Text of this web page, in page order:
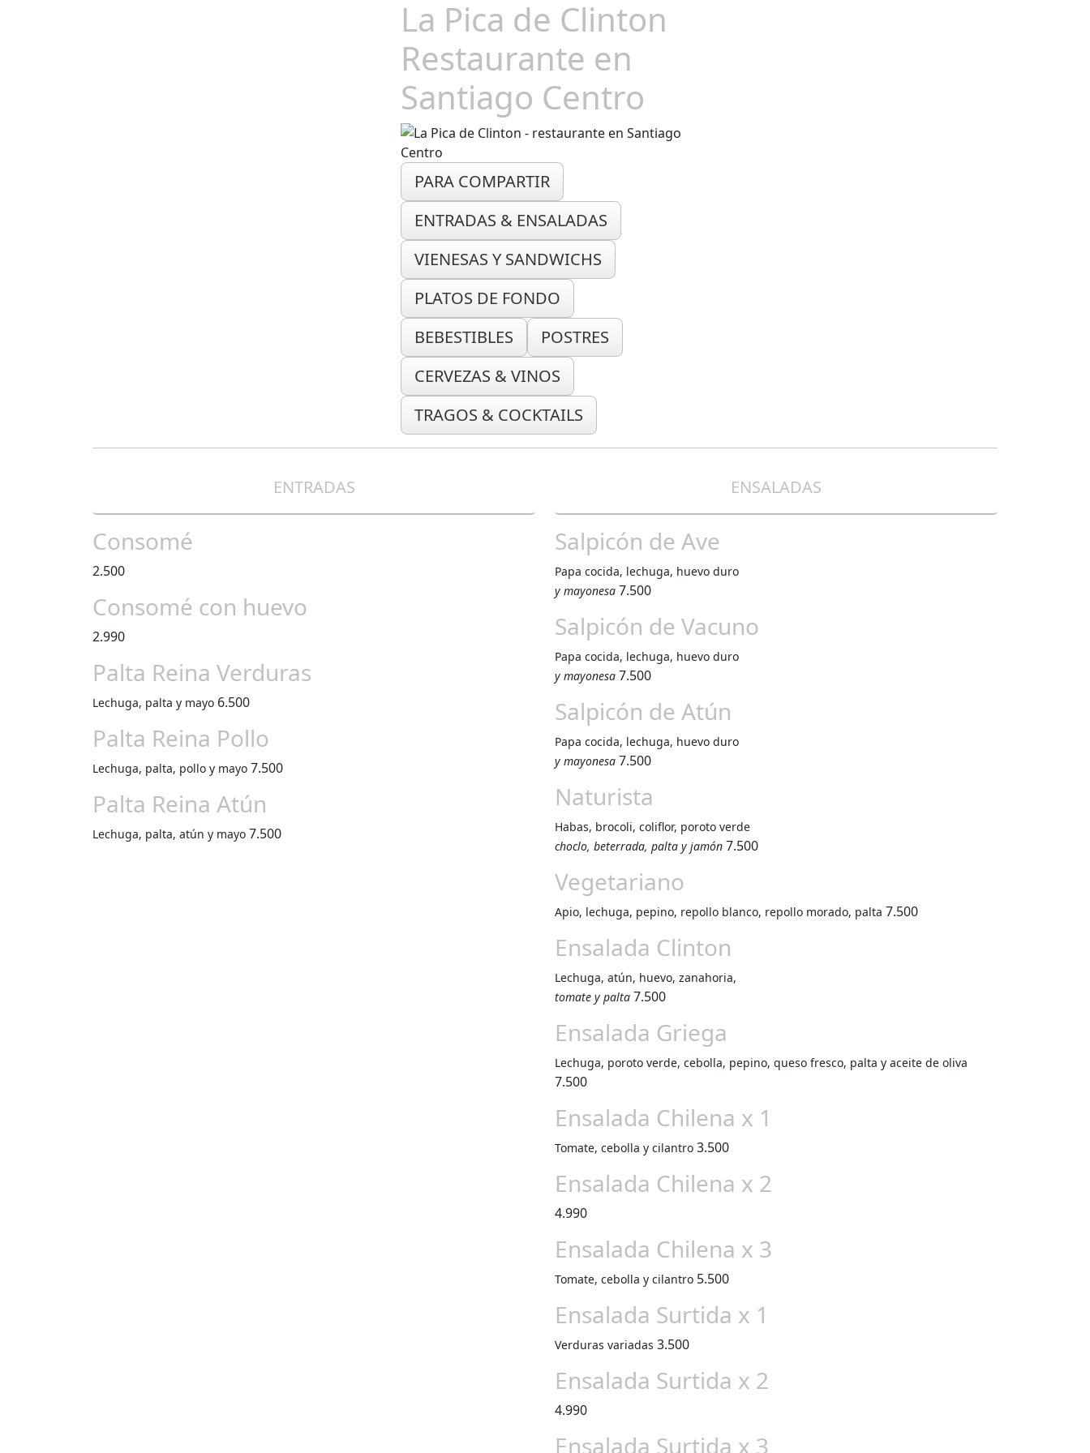
La Pica de Clinton
Restaurante en
Santiago Centro
PARA COMPARTIR
ENTRADAS & ENSALADAS
VIENESAS Y SANDWICHS
PLATOS DE FONDO
BEBESTIBLES
POSTRES
CERVEZAS & VINOS
TRAGOS & COCKTAILS
ENTRADAS
Consomé
2.500
Consomé con huevo
2.990
Palta Reina Verduras
Lechuga, palta y mayo 6.500
Palta Reina Pollo
Lechuga, palta, pollo y mayo 7.500
Palta Reina Atún
Lechuga, palta, atún y mayo 7.500
ENSALADAS
Salpicón de Ave
Papa cocida, lechuga, huevo duro
y mayonesa 7.500
Salpicón de Vacuno
Papa cocida, lechuga, huevo duro
y mayonesa 7.500
Salpicón de Atún
Papa cocida, lechuga, huevo duro
y mayonesa 7.500
Naturista
Habas, brocoli, coliflor, poroto verde
choclo, beterrada, palta y jamón 7.500
Vegetariano
Apio, lechuga, pepino, repollo blanco, repollo morado, palta 7.500
Ensalada Clinton
Lechuga, atún, huevo, zanahoria,
tomate y palta 7.500
Ensalada Griega
Lechuga, poroto verde, cebolla, pepino, queso fresco, palta y aceite de oliva
7.500
Ensalada Chilena x 1
Tomate, cebolla y cilantro 3.500
Ensalada Chilena x 2
4.990
Ensalada Chilena x 3
Tomate, cebolla y cilantro 5.500
Ensalada Surtida x 1
Verduras variadas 3.500
Ensalada Surtida x 2
4.990
Ensalada Surtida x 3